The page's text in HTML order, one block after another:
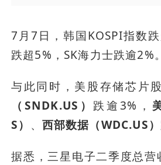
7月7日，韩国KOSPI指数
跌超5%，SK海力士跌逾2%。
与此同时，美股存储芯片
（SNDK.US） 跌逾3%，
S） 、 西部数据（WDC.US）
据悉，三星电子二季度总营